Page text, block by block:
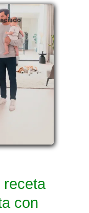
receta
con